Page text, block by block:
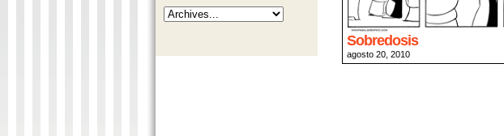
Sobredosis
agosto 20, 2010